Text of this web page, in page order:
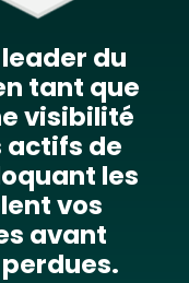
du
tant que
visibilité
actifs de
les
vos
avant